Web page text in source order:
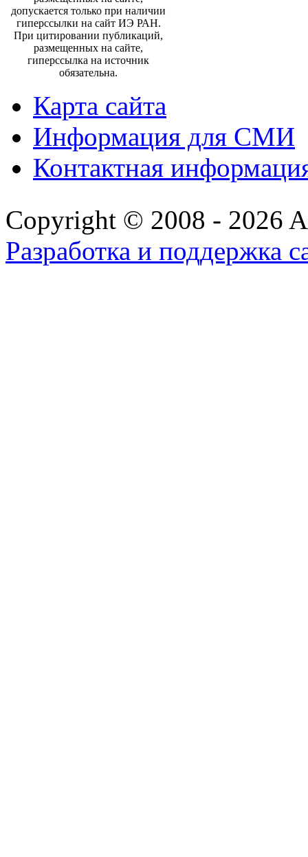
допускается только при наличии
гиперссылки на сайт ИЭ РАН.
При цитировании публикаций,
размещенных на сайте,
гиперссылка на источник
обязательна.
Карта сайта
Информация для СМИ
Контактная
Copyright © 2008 - 2026
Разработка и поддержка